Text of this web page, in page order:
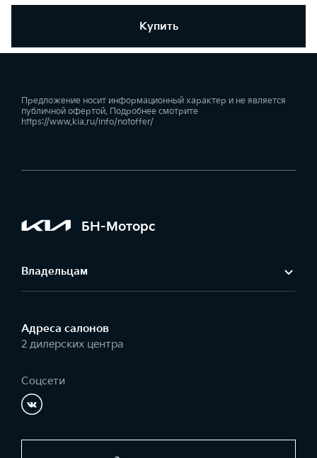
Купить
Предложение носит информационный характер и не является
публичной офертой. Подробнее смотрите
https://www.kia.ru/info/notoffer/
БН-Моторс
Владельцам
Адреса салонов
2 дилерских центра
Соцсети